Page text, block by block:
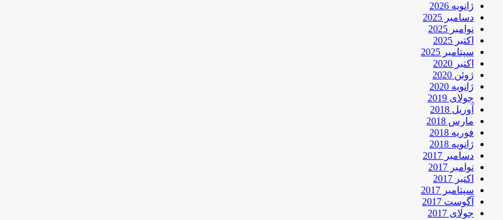
ژانویه 2026
دسامبر 2025
نوامبر 2025
اکتبر 2025
سپتامبر 2025
اکتبر 2020
ژوئن 2020
ژانویه 2020
جولای 2019
آوریل 2018
مارس 2018
فوریه 2018
ژانویه 2018
دسامبر 2017
نوامبر 2017
اکتبر 2017
سپتامبر 2017
آگوست 2017
جولای 2017